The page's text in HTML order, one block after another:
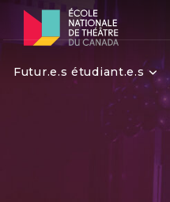
Futur.e.s étudiant.e.s